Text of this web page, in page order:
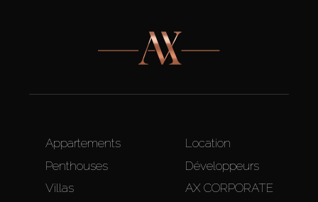
Appartements
Penthouses
Villas
Location
Développeurs
AX CORPORATE